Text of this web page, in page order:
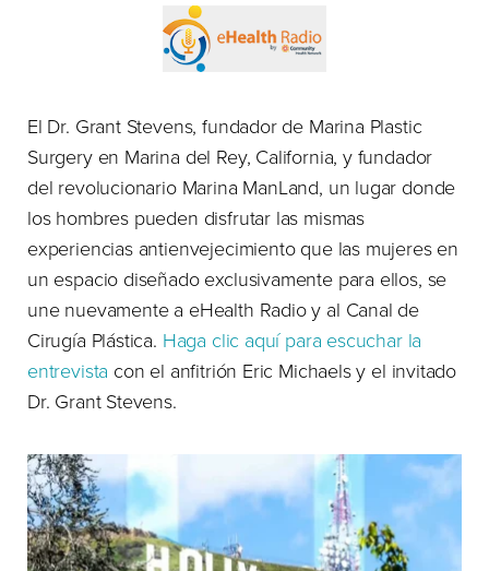
El Dr. Grant Stevens, fundador de Marina Plastic
Surgery en Marina del Rey, California, y fundador
del revolucionario Marina ManLand, un lugar donde
los hombres pueden disfrutar las mismas
experiencias antienvejecimiento que las mujeres en
un espacio diseñado exclusivamente para ellos, se
une nuevamente a eHealth Radio y al Canal de
Cirugía Plástica. Haga clic aquí para escuchar la
entrevista con el anfitrión Eric Michaels y el invitado
Dr. Grant Stevens.